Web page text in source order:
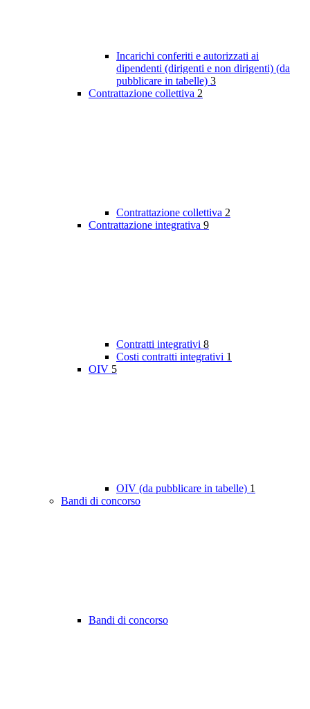
Incarichi conferiti e autorizzati ai
dipendenti (dirigenti e non dirigenti) (da
pubblicare in tabelle) 3
Contrattazione collettiva 2
Contrattazione collettiva 2
Contrattazione integrativa 9
Contratti integrativi 8
Costi contratti integrativi 1
OIV 5
OIV (da pubblicare in tabelle) 1
Bandi di concorso
Bandi di concorso